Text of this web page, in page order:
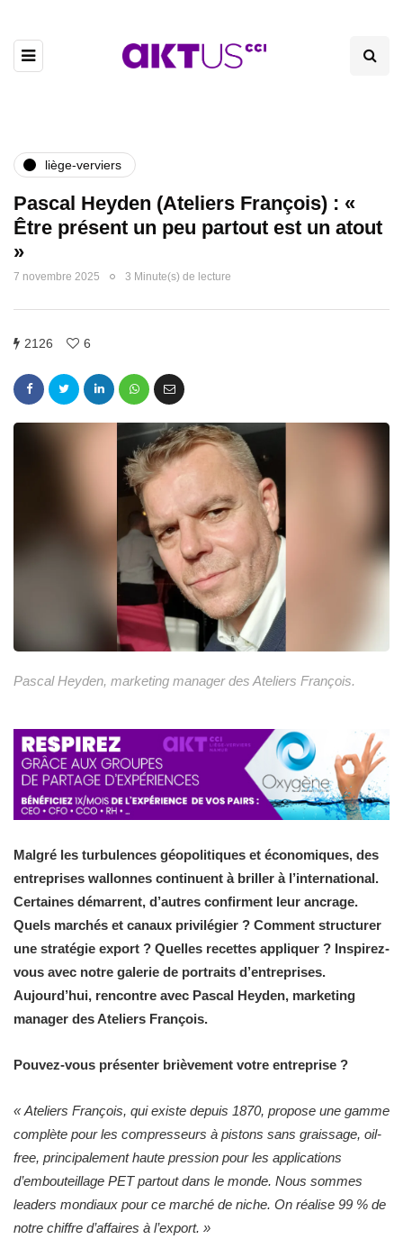
liège-verviers
Pascal Heyden (Ateliers François) : «
Être présent un peu partout est un atout
»
7 novembre 2025 3 Minute(s) de lecture
2126 6
Pascal Heyden, marketing manager des Ateliers François.
Malgré les turbulences géopolitiques et économiques, des
entreprises wallonnes continuent à briller à l’international.
Certaines démarrent, d’autres confirment leur ancrage.
Quels marchés et canaux privilégier ? Comment structurer
une stratégie export ? Quelles recettes appliquer ? Inspirez-
vous avec notre galerie de portraits d’entreprises.
Aujourd’hui, rencontre avec Pascal Heyden, marketing
manager des Ateliers François.
Pouvez-vous présenter brièvement votre entreprise ?
« Ateliers François, qui existe depuis 1870, propose une gamme
complète pour les compresseurs à pistons sans graissage, oil-
free, principalement haute pression pour les applications
d’embouteillage PET partout dans le monde. Nous sommes
leaders mondiaux pour ce marché de niche. On réalise 99 % de
notre chiffre d’affaires à l’export. »